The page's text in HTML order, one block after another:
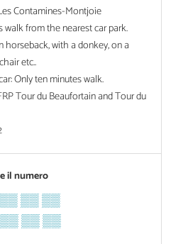
Contamines-Montjoie
from the nearest car park.
horseback, with a donkey, on a
etc..
Only ten minutes walk.
Tour du Beaufortain and Tour du
il numero
▒▒ ▒▒ ▒▒
▒▒ ▒▒ ▒▒